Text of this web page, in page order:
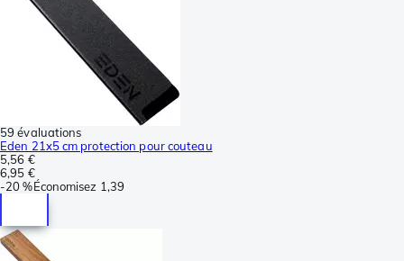
59 évaluations
Eden 21x5 cm protection pour couteau
5,56 €
6,95 €
-20 %Économisez 1,39